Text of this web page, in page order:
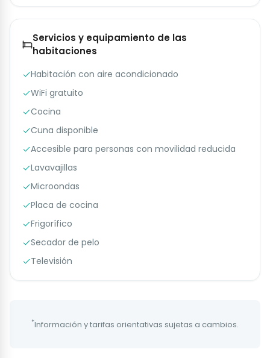
Servicios y equipamiento de las
habitaciones
Habitación con aire acondicionado
WiFi gratuito
Cocina
Cuna disponible
Accesible para personas con movilidad reducida
Lavavajillas
Microondas
Placa de cocina
Frigorífico
Secador de pelo
Televisión
*Información y tarifas orientativas sujetas a cambios.